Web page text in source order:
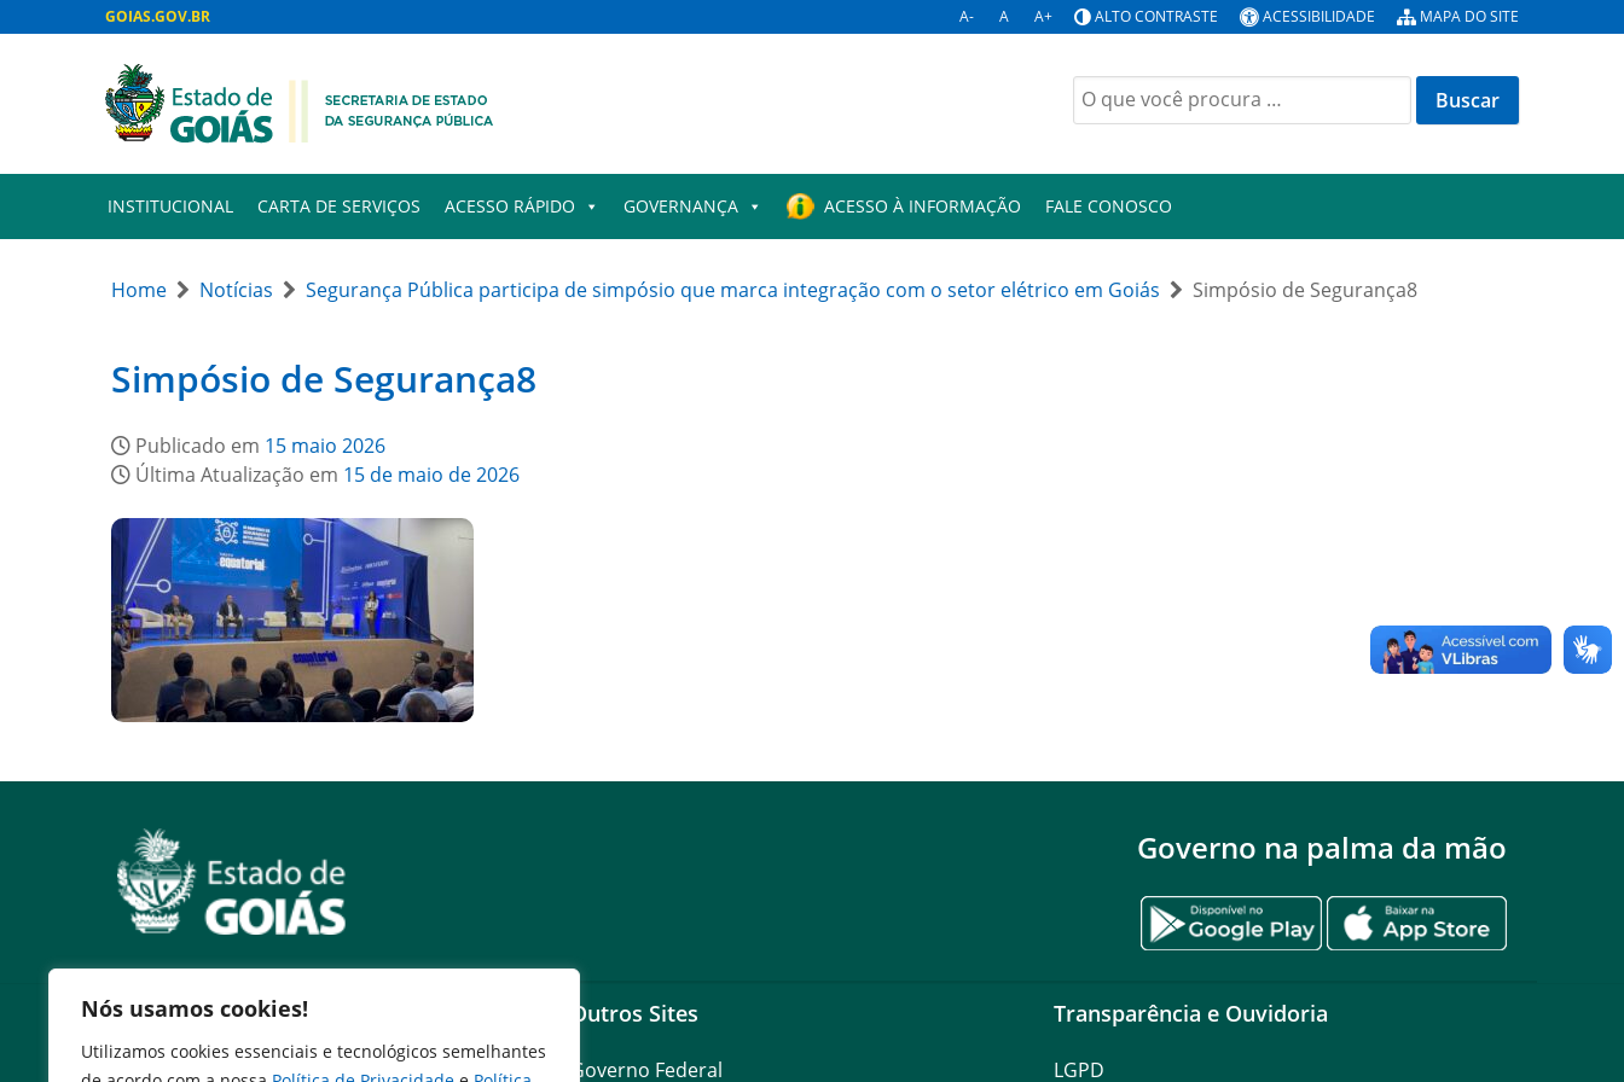
Nós usamos cookies!
Utilizamos cookies essenciais e tecnológicos semelhantes
GOIAS.GOV.BR A- A A+ ALTO CONTRASTE ACESSIBILIDADE MAPA DO SITE
Buscar
por:
INSTITUCIONAL CARTA DE SERVIÇOS ACESSO RÁPIDO GOVERNANÇA ACESSO À INFORMAÇÃO FALE CONOSCO
Home Notícias Segurança Pública participa de simpósio que marca integração com o setor elétrico em Goiás Simpósio de Segurança8
Simpósio de Segurança8
Publicado em 15 maio 2026
Última Atualização em 15 de maio de 2026
Governo na palma da mão
Serviços
Expresso Goiás
Outros Sites
Governo Federal
Transparência e Ouvidoria
LGPD